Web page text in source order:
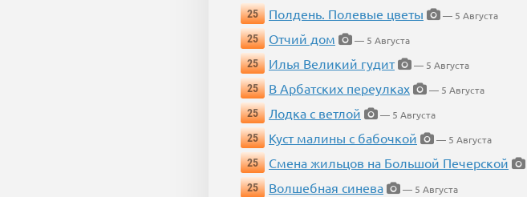
25
Полдень. Полевые цветы
— 5 Августа
25
Отчий дом
— 5 Августа
25
Илья Великий гудит
— 5 Августа
25
В Арбатских переулках
— 5 Августа
25
Лодка с ветлой
— 5 Августа
25
Куст малины с бабочкой
— 5 Августа
25
Смена жильцов на Большой Печерской
25
Волшебная синева
— 5 Августа